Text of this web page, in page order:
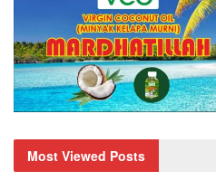
Most Viewed Posts